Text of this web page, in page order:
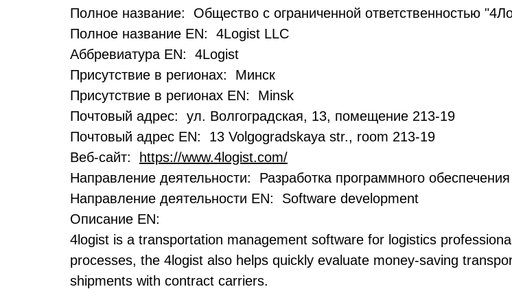
Полное название: Общество с ограниченной ответственностью
Полное название EN: 4Logist LLC
Аббревиатура EN: 4Logist
Присутствие в регионах: Минск
Присутствие в регионах EN: Minsk
Почтовый адрес: ул. Волгоградская, 13, помещение 213-19
Почтовый адрес EN: 13 Volgogradskaya str., room 213-19
Веб-сайт:
https://www.4logist.com/
Направление деятельности: Разработка программного
Направление деятельности EN: Software development
Описание EN:
4logist is a transportation management software for logistics
processes, the 4logist also helps quickly evaluate money-saving
shipments with contract carriers.